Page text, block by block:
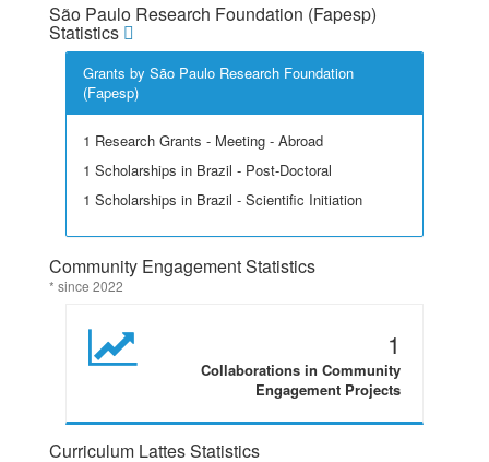
São Paulo Research Foundation (Fapesp)
Statistics
Grants by São Paulo Research Foundation
(Fapesp)
1 Research Grants - Meeting - Abroad
1 Scholarships in Brazil - Post-Doctoral
1 Scholarships in Brazil - Scientific Initiation
Community Engagement Statistics
* since 2022
1
Collaborations in Community
Engagement Projects
Curriculum Lattes Statistics